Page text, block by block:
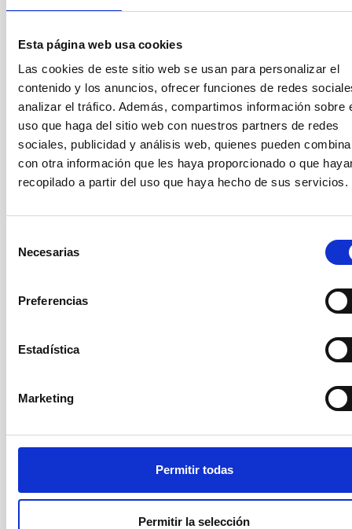
Esta página web usa cookies
Las cookies de este sitio web se usan para personalizar el
contenido y los anuncios, ofrecer funciones de redes
analizar el tráfico. Además, compartimos información sobre
uso que haga del sitio web con nuestros partners de redes
sociales, publicidad y análisis web, quienes pueden
con otra información que les haya proporcionado o que
recopilado a partir del uso que haya hecho de sus servicios.
Necesarias
Preferencias
Estadística
Marketing
Permitir todas
Permitir la selección
Noviembre 2021(2)
Septiembre 2021 (4)
Agosto 2021(6)
Julio 2021
(5)
Junio 2021
Mayo 2021(2)
Abril 2021(4)
Marzo 2021(7)
Febrero 2021(4)
Enero 2021(8)
Noviembre 2020(2)
Septiembre 2020
Junio 2020(3)
Marzo 2020
Octubre 2018
Noviembre 2017
Marzo 2017(1)
Septiembre 2016(2)